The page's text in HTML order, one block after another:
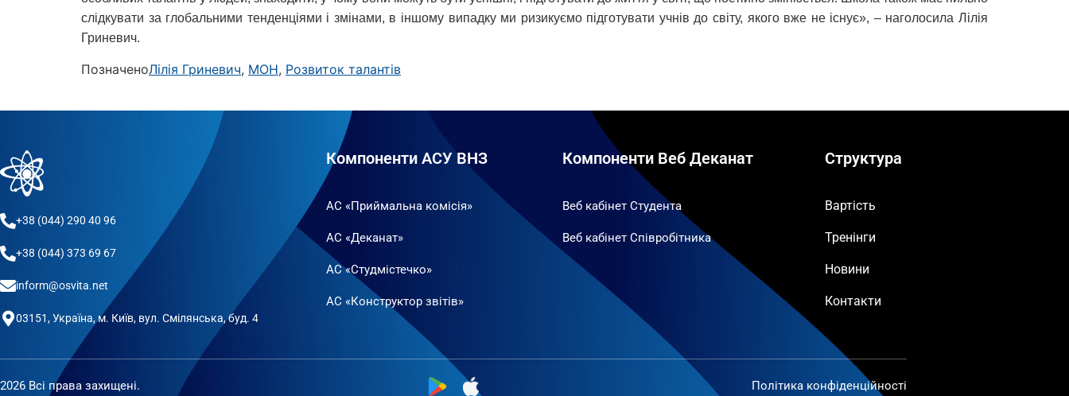
слідкувати за глобальними тенденціями і змінами, в іншому випадку ми ризикуємо підготувати учнів до світу, якого вже не існує», – наголосила Лілія
Гриневич.
ПозначеноЛілія Гриневич, МОН, Розвиток талантів
+38 (044) 290 40 96
+38 (044) 373 69 67
inform@osvita.net
03151, Україна, м. Київ, вул. Смілянська, буд. 4
Компоненти АСУ ВНЗ
АС «Приймальна комісія»
АС «Деканат»
АС «Студмістечко»
АС «Конструктор звітів»
Компоненти Веб Деканат
Веб кабінет Студента
Веб кабінет Співробітника
Структура
Вартість
Тренінги
Новини
Контакти
2026 Всі права захищені. Політика конфіденційності